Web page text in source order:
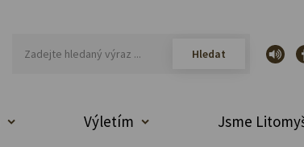
Výletím Jsme